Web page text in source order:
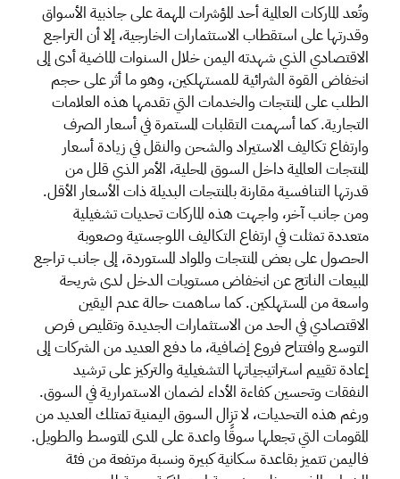
وتُعد الماركات العالمية أحد المؤشرات المهمة على جاذبية الأسواق
وقدرتها على استقطاب الاستثمارات الخارجية، إلا أن التراجع
الاقتصادي الذي شهدته اليمن خلال السنوات الماضية أدى إلى
انخفاض القوة الشرائية للمستهلكين، وهو ما أثر على حجم
الطلب على المنتجات والخدمات التي تقدمها هذه العلامات
التجارية. كما أسهمت التقلبات المستمرة في أسعار الصرف
وارتفاع تكاليف الاستيراد والشحن والنقل في زيادة أسعار
المنتجات العالمية داخل السوق المحلية، الأمر الذي قلل من
قدرتها التنافسية مقارنة بالمنتجات البديلة ذات الأسعار الأقل.
ومن جانب آخر، واجهت هذه الماركات تحديات تشغيلية
متعددة تمثلت في ارتفاع التكاليف اللوجستية وصعوبة
الحصول على بعض المنتجات والمواد المستوردة، إلى جانب تراجع
المبيعات الناتج عن انخفاض مستويات الدخل لدى شريحة
واسعة من المستهلكين. كما ساهمت حالة عدم اليقين
الاقتصادي في الحد من الاستثمارات الجديدة وتقليص فرص
التوسع وافتتاح فروع إضافية، ما دفع العديد من الشركات إلى
إعادة تقييم استراتيجياتها التشغيلية والتركيز على ترشيد
النفقات وتحسين كفاءة الأداء لضمان الاستمرارية في السوق.
ورغم هذه التحديات، لا تزال السوق اليمنية تمتلك العديد من
المقومات التي تجعلها سوقًا واعدة على المدى المتوسط والطويل.
فاليمن تتميز بقاعدة سكانية كبيرة ونسبة مرتفعة من فئة